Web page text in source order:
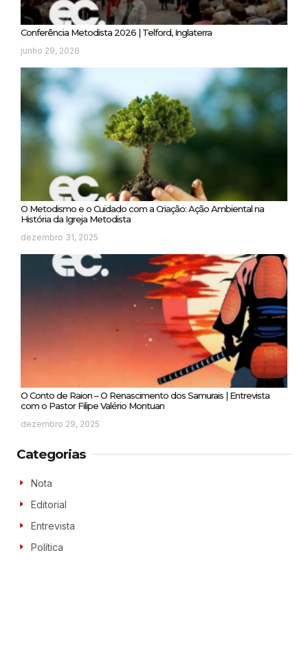
Conferência Metodista 2026 | Telford, Inglaterra
junho 29, 2026
O Metodismo e o Cuidado com a Criação: Ação Ambiental na
História da Igreja Metodista
dezembro 31, 2025
O Conto de Raion – O Renascimento dos Samurais | Entrevista
com o Pastor Filipe Valério Montuan
dezembro 29, 2025
Categorias
Nota
Editorial
Entrevista
Política